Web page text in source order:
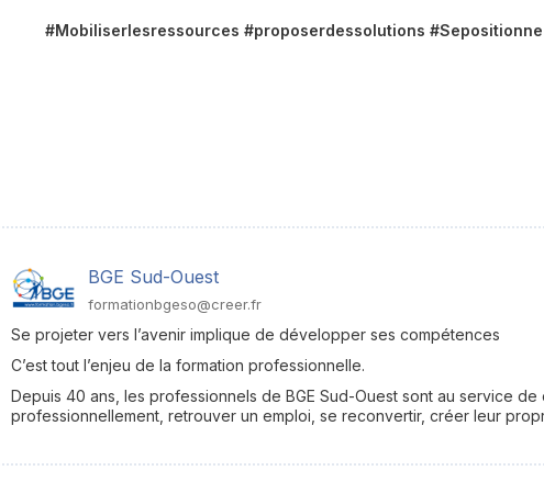
#Mobiliserlesressources #proposerdessolutions
BGE Sud-Ouest
formationbgeso@creer.fr
Se projeter vers l’avenir implique de développer ses compétences
C’est tout l’enjeu de la formation professionnelle.
Depuis 40 ans, les professionnels de BGE Sud-Ouest sont au service
professionnellement, retrouver un emploi, se reconvertir, créer leur